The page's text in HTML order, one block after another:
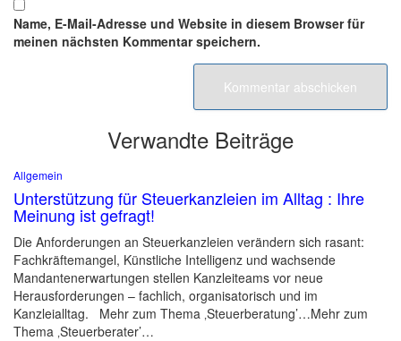
Name, E-Mail-Adresse und Website in diesem Browser für
meinen nächsten Kommentar speichern.
Verwandte Beiträge
Allgemein
Unterstützung für Steuerkanzleien im Alltag : Ihre
Meinung ist gefragt!
Die Anforderungen an Steuerkanzleien verändern sich rasant:
Fachkräftemangel, Künstliche Intelligenz und wachsende
Mandantenerwartungen stellen Kanzleiteams vor neue
Herausforderungen – fachlich, organisatorisch und im
Kanzleialltag. Mehr zum Thema ‚Steuerberatung’…Mehr zum
Thema ‚Steuerberater’…